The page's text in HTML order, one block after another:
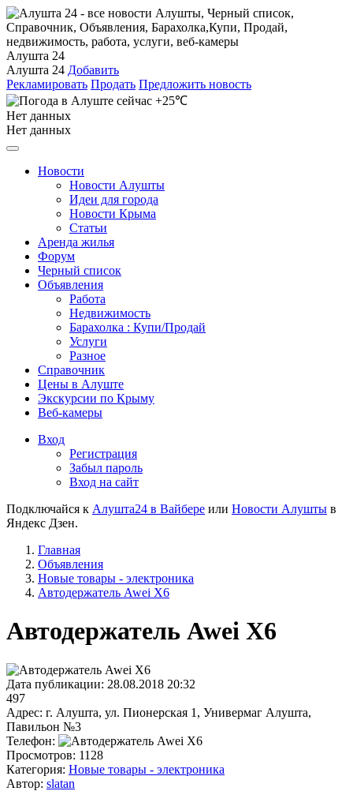
Алушта 24
Алушта 24 Добавить
Рекламировать Продать Предложить новость
+25℃
Нет данных
Нет данных
Новости
Новости Алушты
Идеи для города
Новости Крыма
Статьи
Аренда жилья
Форум
Черный список
Объявления
Работа
Недвижимость
Барахолка : Купи/Продай
Услуги
Разное
Справочник
Цены в Алуште
Экскурсии по Крыму
Веб-камеры
Вход
Регистрация
Забыл пароль
Вход на сайт
Подключайся к Алушта24 в Вайбере или Новости Алушты в
Яндекс Дзен.
Главная
Объявления
Новые товары - электроника
Автодержатель Awei X6
Автодержатель Awei X6
Дата публикации: 28.08.2018 20:32
497
Адрес: г. Алушта, ул. Пионерская 1, Универмаг Алушта,
Павильон №3
Телефон:
Просмотров: 1128
Категория: Новые товары - электроника
Автор: slatan